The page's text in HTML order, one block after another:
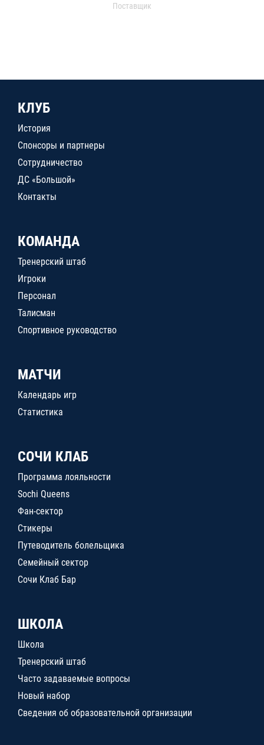
Поставщик
КЛУБ
История
Спонсоры и партнеры
Сотрудничество
ДС «Большой»
Контакты
КОМАНДА
Тренерский штаб
Игроки
Персонал
Талисман
Спортивное руководство
МАТЧИ
Календарь игр
Статистика
СОЧИ КЛАБ
Программа лояльности
Sochi Queens
Фан-сектор
Стикеры
Путеводитель болельщика
Семейный сектор
Сочи Клаб Бар
ШКОЛА
Школа
Тренерский штаб
Часто задаваемые вопросы
Новый набор
Сведения об образовательной организации